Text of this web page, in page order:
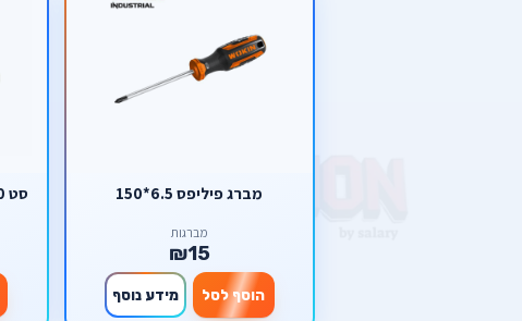
מברג פיליפס 6.5*150
מברגות
₪15
הוסף לסל מידע נוסף
סט 10 מפתחות אלן 1.5-10 מ”מ